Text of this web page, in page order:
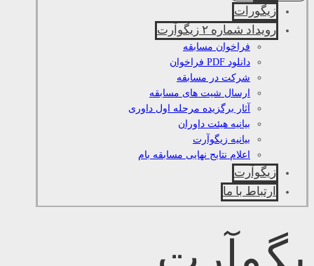
زیگورات
رویداد شماره ۲ زیگوآرت
فراخوان مسابقه
دانلود PDF فراخوان
شرکت در مسابقه
ارسال شیت های مسابقه
آثار برگزیده مرحله اول داوری
بیانیه هیئت داوران
بیانیه زیگوآرت
اعلام نتایج نهایی مسابقه بام
زیگوآرت
ارتباط با ما